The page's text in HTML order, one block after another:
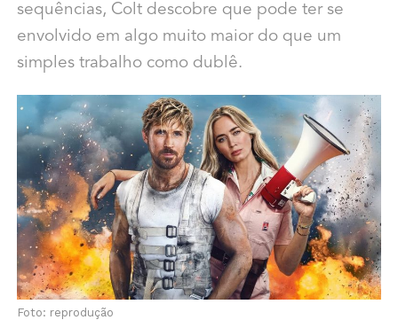
sequências, Colt descobre que pode ter se
envolvido em algo muito maior do que um
simples trabalho como dublê.
Foto: reprodução